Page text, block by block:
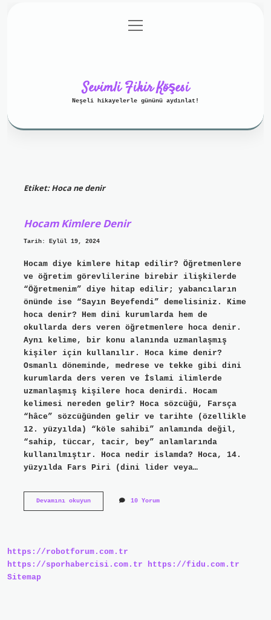
Gizlilik Politikası
menüyü
aç
Sevimli Fikir Köşesi
Neşeli hikayelerle gününü aydınlat!
Etiket:Hoca ne denir
Hocam Kimlere Denir
Tarih: Eylül 19, 2024
Hocam diye kimlere hitap edilir? Öğretmenlere
ve öğretim görevlilerine birebir ilişkilerde
“Öğretmenim” diye hitap edilir; yabancıların
önünde ise “Sayın Beyefendi” demelisiniz. Kime
hoca denir? Hem dini kurumlarda hem de
okullarda ders veren öğretmenlere hoca denir.
Aynı kelime, bir konu alanında uzmanlaşmış
kişiler için kullanılır. Hoca kime denir?
Osmanlı döneminde, medrese ve tekke gibi dini
kurumlarda ders veren ve İslami ilimlerde
uzmanlaşmış kişilere hoca denirdi. Hocam
kelimesi nereden gelir? Hoca sözcüğü, Farsça
“hâce” sözcüğünden gelir ve tarihte (özellikle
12. yüzyılda) “köle sahibi” anlamında değil,
“sahip, tüccar, tacir, bey” anlamlarında
kullanılmıştır. Hoca nedir islamda? Hoca, 14.
yüzyılda Fars Piri (dini lider veya…
Devamını okuyunHocam
10 Yorum
https://robotforum.com.tr
https://sporhabercisi.com.tr
https://fidu.com.tr
Sitemap